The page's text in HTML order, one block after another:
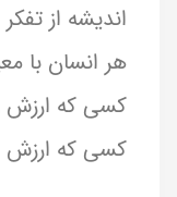
اندیشه از
هر انسان با
کسی که ارزش
کسی که ارزش